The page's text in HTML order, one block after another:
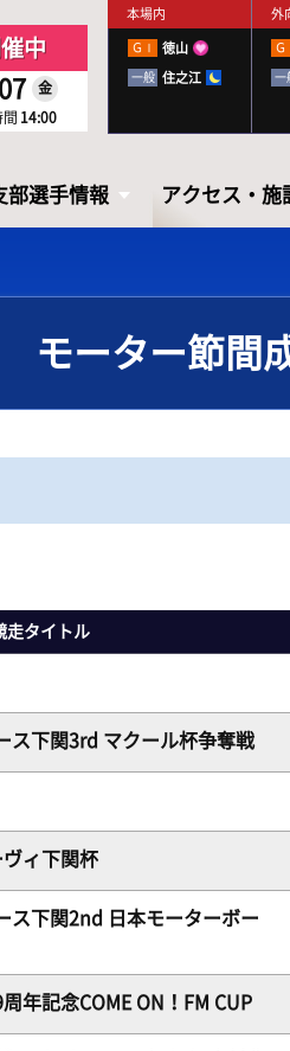
催中
金
間 14:00
本場内 外
ＧⅠ 徳山
一般 住之江
Ｇ
一
予想PDF
ング
選手成績
下関徹底攻略ブッ
部選手情報
部選手一覧(オフィシャル)
アクセス・施
アクセス
アクセス
ボートレー
Mooovi下関
モーター節間
走タイトル
ス下関3rd マクール杯争奪戦
ィ下関杯
ス下関2nd 日本モーターボー
年記念COME ON！FM CUP